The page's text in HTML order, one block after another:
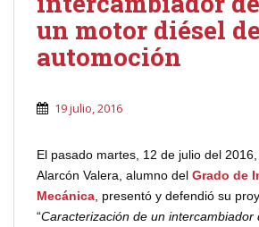
un motor diésel de
automoción
19 julio, 2016
El pasado martes, 12 de julio del
Alarcón Valera, alumno del Grado de
Mecánica , presentó y defendió su
“Caracterización de un intercambiador